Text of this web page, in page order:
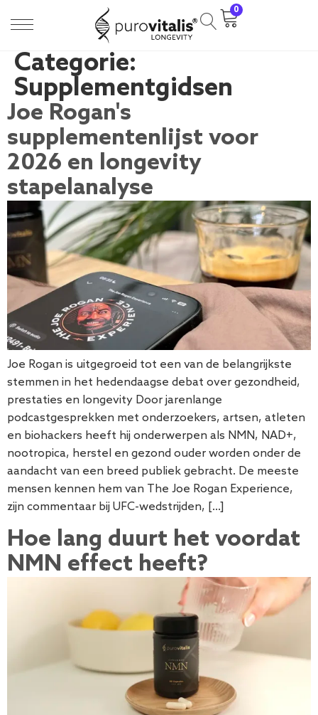
0
Categorie:
Supplementgidsen
Joe Rogan's
supplementenlijst voor
2026 en longevity
stapelanalyse
Joe Rogan is uitgegroeid tot een van de belangrijkste
stemmen in het hedendaagse debat over gezondheid,
prestaties en longevity Door jarenlange
podcastgesprekken met onderzoekers, artsen, atleten
en biohackers heeft hij onderwerpen als NMN, NAD+,
nootropica, herstel en gezond ouder worden onder de
aandacht van een breed publiek gebracht. De meeste
mensen kennen hem van The Joe Rogan Experience,
zijn commentaar bij UFC-wedstrijden, […]
Hoe lang duurt het voordat
NMN effect heeft?